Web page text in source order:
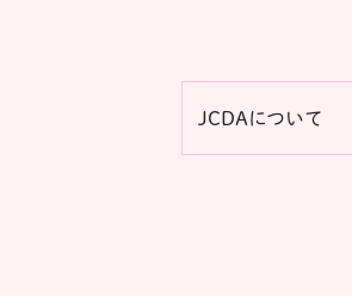
JCDAについて